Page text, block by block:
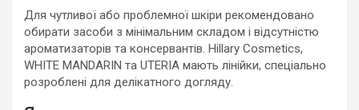
Для чутливої або проблемної шкіри рекомендовано
обирати засоби з мінімальним складом і відсутністю
ароматизаторів та консервантів. Hillary Cosmetics,
WHITE MANDARIN та UTERIA мають лінійки, спеціально
розроблені для делікатного догляду.